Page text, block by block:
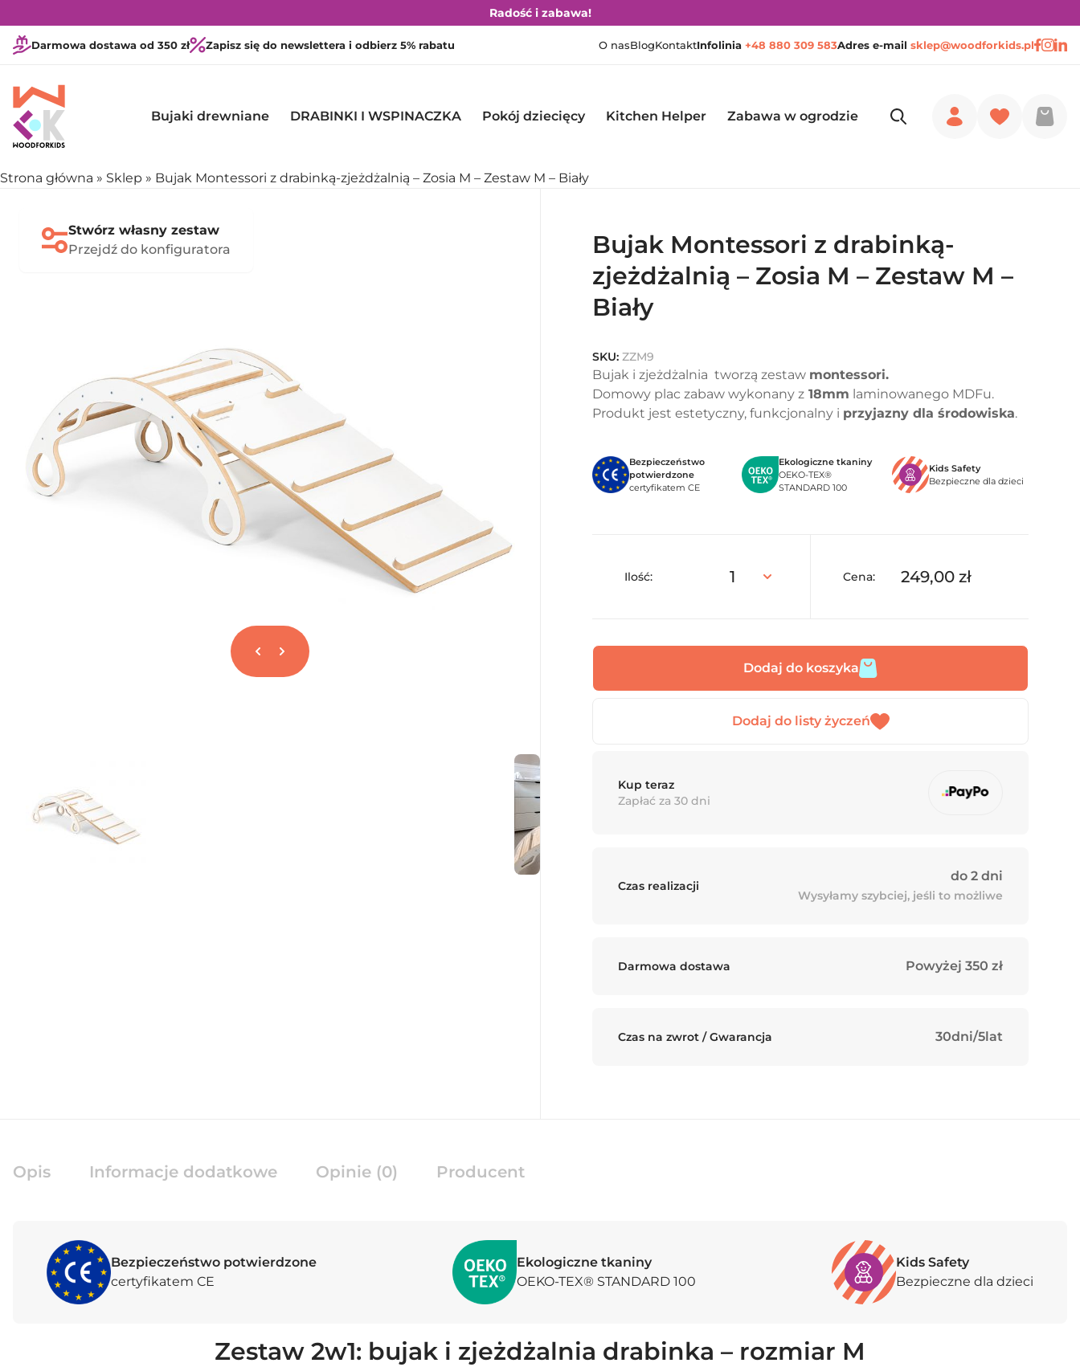
Radość i zabawa!
Darmowa dostawa od 350 zł Zapisz się do newslettera i odbierz 5% rabatu O nasBlogKontaktInfolinia +48 880 309 583Adres e-mail sklep@woodforkids.pl
Bujaki drewniane DRABINKI I WSPINACZKA Pokój dziecięcy Kitchen Helper Zabawa w ogrodzie
Strona główna » Sklep » Bujak Montessori z drabinką-zjeżdżalnią – Zosia M – Zestaw M – Biały
Stwórz własny zestaw
Przejdź do konfiguratora
Bujak Montessori z drabinką-
zjeżdżalnią – Zosia M – Zestaw M –
Biały
SKU: ZZM9
Bujak i zjeżdżalnia tworzą zestaw montessori.
Domowy plac zabaw wykonany z 18mm laminowanego MDFu.
Produkt jest estetyczny, funkcjonalny i przyjazny dla środowiska.
Bezpieczeństwo
potwierdzone
certyfikatem CE
Ekologiczne tkaniny
OEKO-TEX®
STANDARD 100
Kids Safety
Bezpieczne dla dzieci
Ilość: Cena: 249,00 zł
Dodaj do koszyka
Kup teraz
Zapłać za 30 dni
Czas realizacji
do 2 dni
Wysyłamy szybciej, jeśli to możliwe
Darmowa dostawa Powyżej 350 zł
Czas na zwrot / Gwarancja 30dni/5lat
Opis Informacje dodatkowe Opinie (0) Producent
Bezpieczeństwo potwierdzone
certyfikatem CE
Ekologiczne tkaniny
OEKO-TEX® STANDARD 100
Kids Safety
Bezpieczne dla dzieci
Zestaw 2w1: bujak i zjeżdżalnia drabinka – rozmiar M